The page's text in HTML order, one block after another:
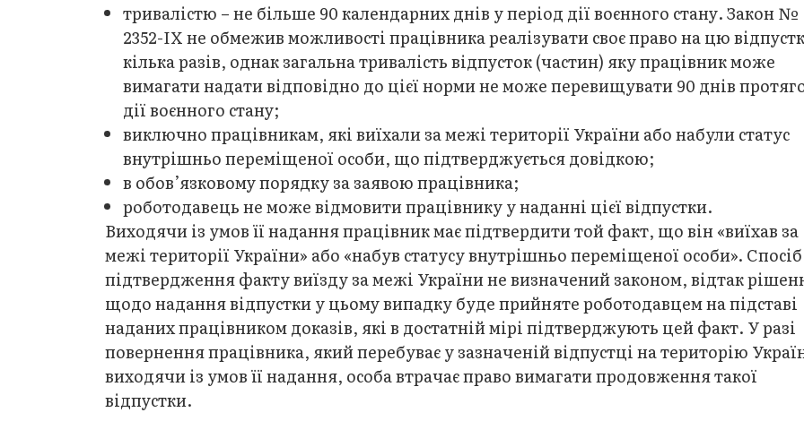
тривалістю – не більше 90 календарних днів у період дії воєнного стану. Закон №
2352-IX не обмежив можливості працівника реалізувати своє право на цю
кілька разів, однак загальна тривалість відпусток (частин) яку працівник може
вимагати надати відповідно до цієї норми не може перевищувати 90 днів
дії воєнного стану;
виключно працівникам, які виїхали за межі території України або набули статус
внутрішньо переміщеної особи, що підтверджується довідкою;
в обов’язковому порядку за заявою працівника;
роботодавець не може відмовити працівнику у наданні цієї відпустки.
Виходячи із умов її надання працівник має підтвердити той факт, що він «виїхав за
межі території України» або «набув статусу внутрішньо переміщеної особи». Спосіб
підтвердження факту виїзду за межі України не визначений законом, відтак
щодо надання відпустки у цьому випадку буде прийняте роботодавцем на підставі
наданих працівником доказів, які в достатній мірі підтверджують цей факт. У разі
повернення працівника, який перебуває у зазначеній відпустці на територію
виходячи із умов її надання, особа втрачає право вимагати продовження такої
відпустки.